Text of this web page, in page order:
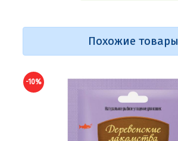
Похожие товары
-10%